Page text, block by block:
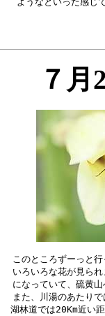
７月
このところずーっと
いろいろな花が見ら
になっていて、硫黄
また、川湯のあたり
湖林道では20Km近い